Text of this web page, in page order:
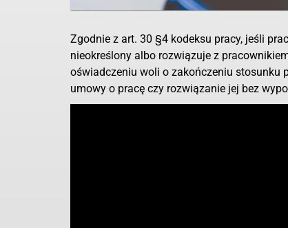
Zgodnie z art. 30 §4 kodeksu pracy, jeśli
nieokreślony albo rozwiązuje z
oświadczeniu woli o zakończeniu stosunku
umowy o pracę czy rozwiązanie jej bez